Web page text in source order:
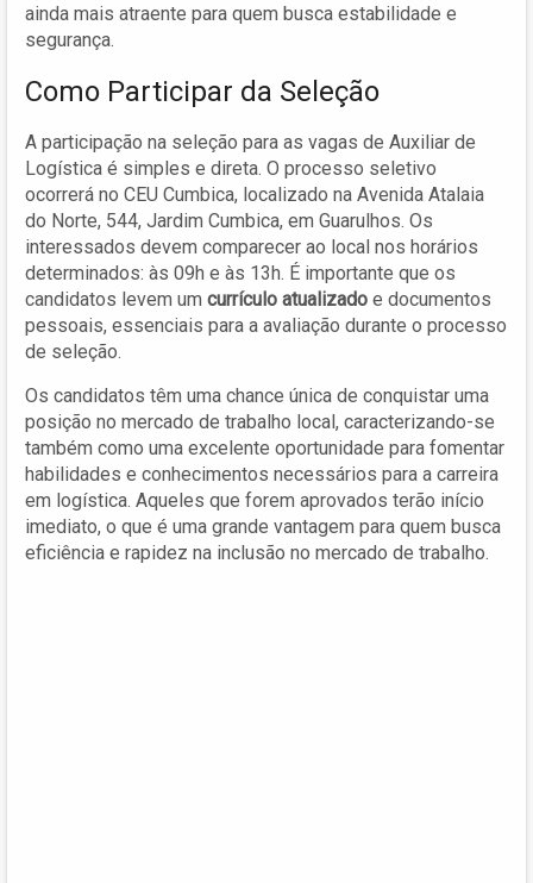
ainda mais atraente para quem busca estabilidade e
segurança.
Como Participar da Seleção
A participação na seleção para as vagas de Auxiliar de
Logística é simples e direta. O processo seletivo
ocorrerá no CEU Cumbica, localizado na Avenida Atalaia
do Norte, 544, Jardim Cumbica, em Guarulhos. Os
interessados devem comparecer ao local nos horários
determinados: às 09h e às 13h. É importante que os
candidatos levem um currículo atualizado e documentos
pessoais, essenciais para a avaliação durante o processo
de seleção.
Os candidatos têm uma chance única de conquistar uma
posição no mercado de trabalho local, caracterizando-se
também como uma excelente oportunidade para fomentar
habilidades e conhecimentos necessários para a carreira
em logística. Aqueles que forem aprovados terão início
imediato, o que é uma grande vantagem para quem busca
eficiência e rapidez na inclusão no mercado de trabalho.